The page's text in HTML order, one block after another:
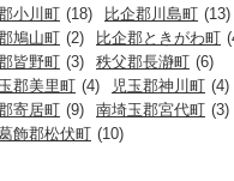
小川町 (18) 比企郡川島町 (13)
鳩山町 (2) 比企郡ときがわ町
皆野町 (3) 秩父郡長瀞町 (6)
郡美里町 (4) 児玉郡神川町 (4)
寄居町 (9) 南埼玉郡宮代町 (3)
飾郡松伏町 (10)